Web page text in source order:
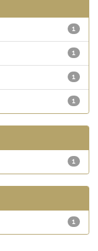
1
1
1
1
1
1